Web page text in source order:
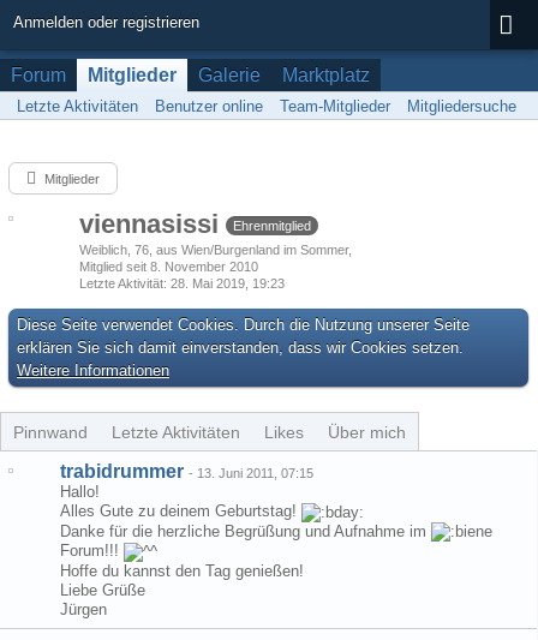
Anmelden oder registrieren
Forum Mitglieder Galerie Marktplatz
Letzte Aktivitäten Benutzer online Team-Mitglieder Mitgliedersuche
Mitglieder
viennasissi
Ehrenmitglied
Weiblich 76 aus Wien/Burgenland im Sommer
Mitglied seit 8. November 2010
Letzte Aktivität 28. Mai 2019, 19:23
Diese Seite verwendet Cookies. Durch die Nutzung unserer Seite
erklären Sie sich damit einverstanden, dass wir Cookies setzen.
Weitere Informationen
Pinnwand Letzte Aktivitäten Likes Über mich
trabidrummer - 13. Juni 2011, 07:15
Hallo!
Alles Gute zu deinem Geburtstag!
Danke für die herzliche Begrüßung und Aufnahme im
Forum!!!
Hoffe du kannst den Tag genießen!
Liebe Grüße
Jürgen